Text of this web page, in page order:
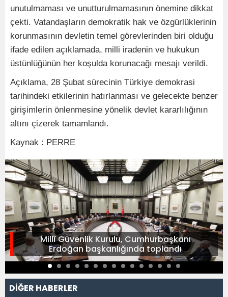
unutulmaması ve unutturulmamasının önemine dikkat
çekti. Vatandaşların demokratik hak ve özgürlüklerinin
korunmasının devletin temel görevlerinden biri olduğu
ifade edilen açıklamada, milli iradenin ve hukukun
üstünlüğünün her koşulda korunacağı mesajı verildi.
Açıklama, 28 Şubat sürecinin Türkiye demokrasi
tarihindeki etkilerinin hatırlanması ve gelecekte benzer
girişimlerin önlenmesine yönelik devlet kararlılığının
altını çizerek tamamlandı.
Kaynak : PERRE
Millî Güvenlik Kurulu, Cumhurbaşkanı
Erdoğan başkanlığında toplandı
DİĞER HABERLER